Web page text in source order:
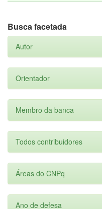
Busca facetada
Autor
Orientador
Membro da banca
Todos contribuidores
Áreas do CNPq
Ano de defesa